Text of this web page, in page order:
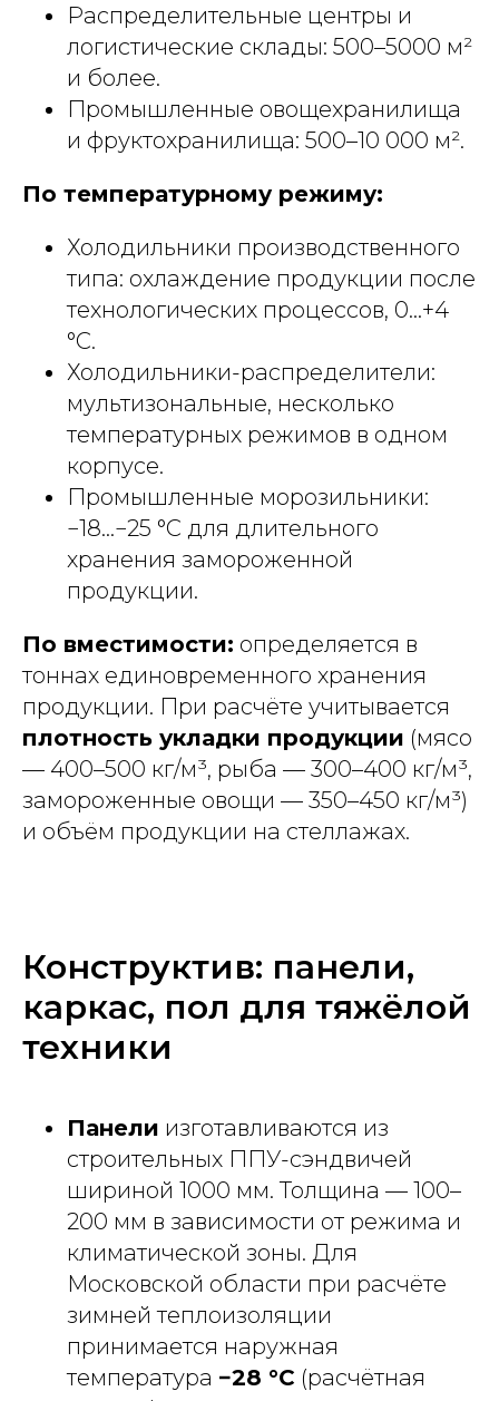
Распределительные центры и
логистические склады: 500–5000 м²
и более.
Промышленные овощехранилища
и фруктохранилища: 500–10 000 м².
По температурному режиму:
Холодильники производственного
типа: охлаждение продукции после
технологических процессов, 0...+4
°С.
Холодильники-распределители:
мультизональные, несколько
температурных режимов в одном
корпусе.
Промышленные морозильники:
−18...−25 °С для длительного
хранения замороженной
продукции.
По вместимости: определяется в
тоннах единовременного хранения
продукции. При расчёте учитывается
плотность укладки продукции (мясо
— 400–500 кг/м³, рыба — 300–400 кг/м³,
замороженные овощи — 350–450 кг/м³)
и объём продукции на стеллажах.
Конструктив: панели,
каркас, пол для тяжёлой
техники
Панели изготавливаются из
строительных ППУ-сэндвичей
шириной 1000 мм. Толщина — 100–
200 мм в зависимости от режима и
климатической зоны. Для
Московской области при расчёте
зимней теплоизоляции
принимается наружная
температура −28 °С (расчётная